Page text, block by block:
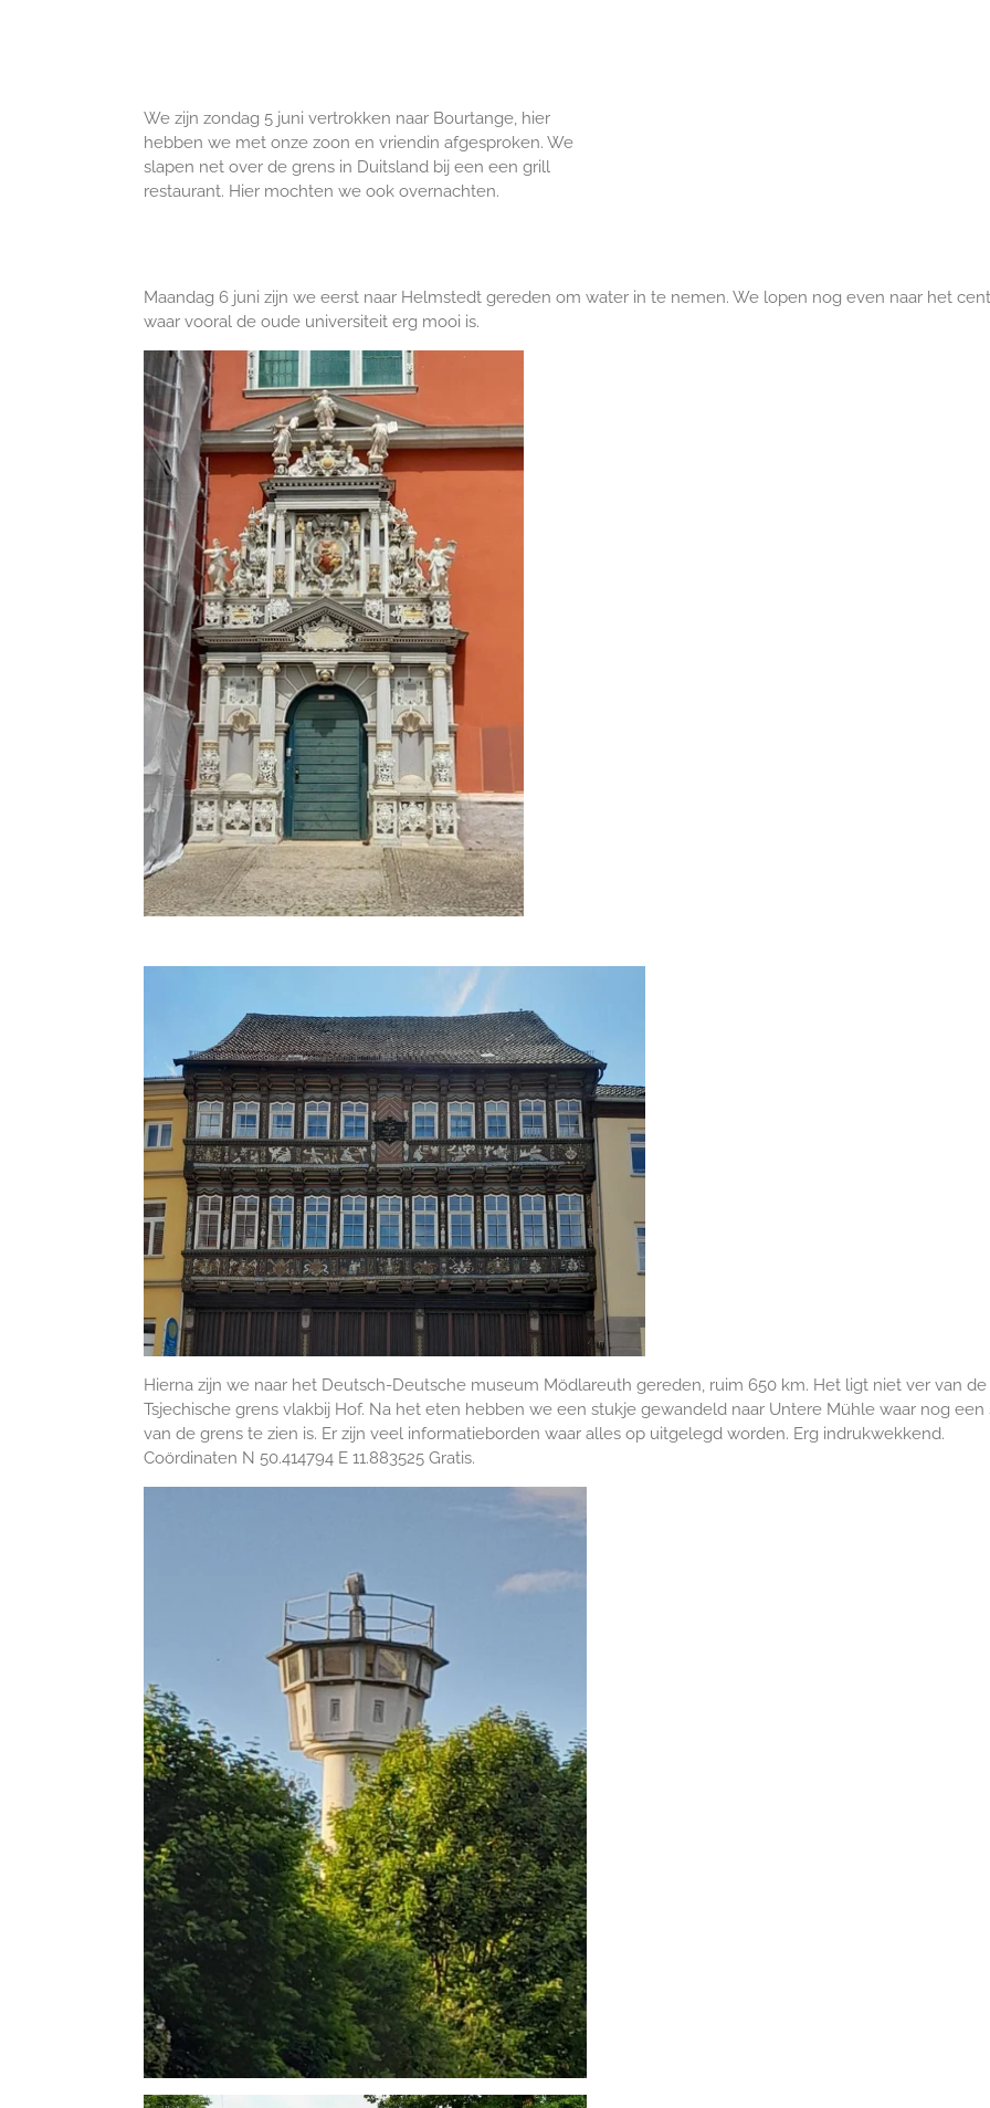
We zijn zondag 5 juni vertrokken naar Bourtange, hier
hebben we met onze zoon en vriendin afgesproken. We
slapen net over de grens in Duitsland bij een een grill
restaurant. Hier mochten we ook overnachten.
Maandag 6 juni zijn we eerst naar Helmstedt gereden om water in te nemen. We lopen nog even naar het
waar vooral de oude universiteit erg mooi is.
Hierna zijn we naar het Deutsch-Deutsche museum Mödlareuth gereden, ruim 650 km. Het ligt niet ver van de
Tsjechische grens vlakbij Hof. Na het eten hebben we een stukje gewandeld naar Untere Mühle waar nog een
van de grens te zien is. Er zijn veel informatieborden waar alles op uitgelegd worden. Erg indrukwekkend.
Coördinaten N 50.414794 E 11.883525 Gratis.